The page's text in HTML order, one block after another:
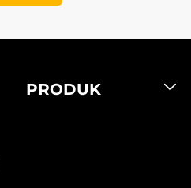
PRODUK